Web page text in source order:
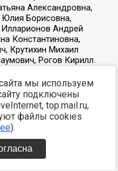
мы используем
подключены
top.mail.ru,
файлы cookies
).